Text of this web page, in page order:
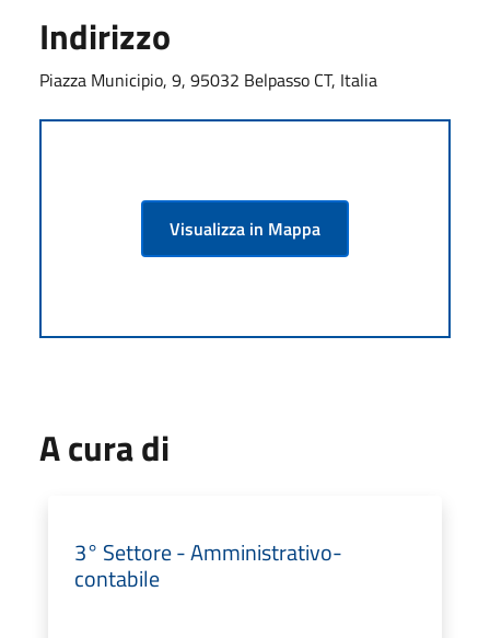
Indirizzo
Piazza Municipio, 9, 95032 Belpasso CT, Italia
Visualizza in Mappa
A cura di
3° Settore - Amministrativo-
contabile